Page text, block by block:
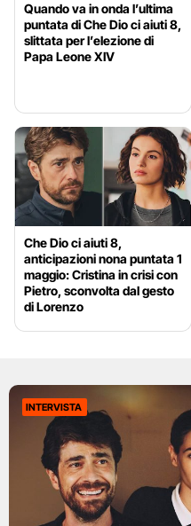
Quando va in onda l’ultima
puntata di Che Dio ci aiuti 8,
slittata per l’elezione di
Papa Leone XIV
Che Dio ci aiuti 8,
anticipazioni nona puntata 1
maggio: Cristina in crisi con
Pietro, sconvolta dal gesto
di Lorenzo
INTERVISTA